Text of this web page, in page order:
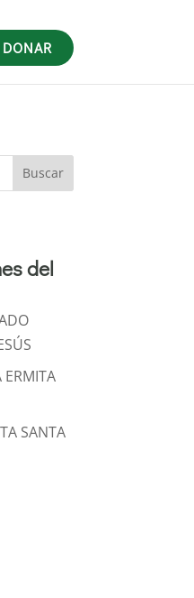
DONAR
Buscar
del
ERMITA
SANTA